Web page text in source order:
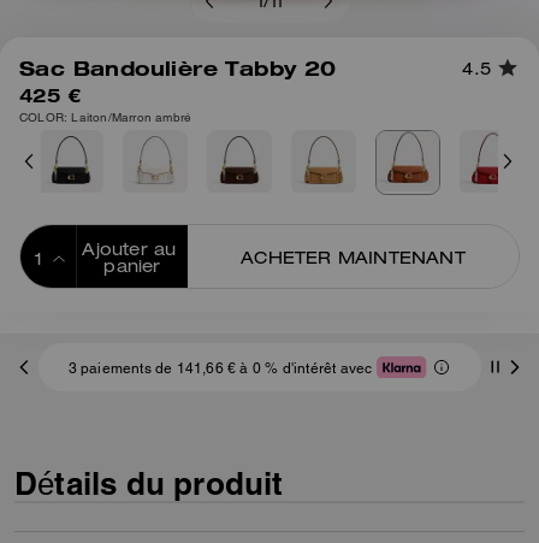
/
Sac Bandoulière Tabby 20 4.5
425 €
COLOR: Laiton/Marron ambré
Ajouter au
panier
ACHETER MAINTENANT
3 paiements de 141,66 € à 0 % d'intérêt avec
Détails du produit